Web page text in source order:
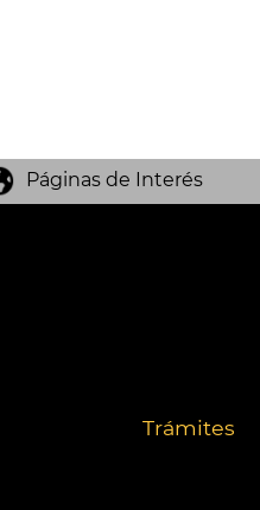
Páginas de Interés
Trámites